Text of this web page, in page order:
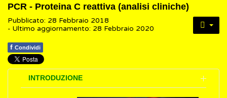
PCR - Proteina C reattiva (analisi cliniche)
Pubblicato: 28 Febbraio 2018
- Ultimo aggiornamento: 28 Febbraio 2020
f Condividi
INTRODUZIONE